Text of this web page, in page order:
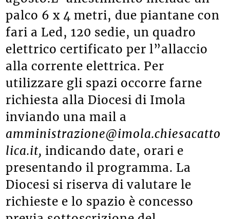
agosto.L”allestimento include un
palco 6 x 4 metri, due piantane con
fari a Led, 120 sedie, un quadro
elettrico certificato per l”allaccio
alla corrente elettrica. Per
utilizzare gli spazi occorre farne
richiesta alla Diocesi di Imola
inviando una mail a
amministrazione@imola.chiesacatto
lica.it, indicando date, orari e
presentando il programma. La
Diocesi si riserva di valutare le
richieste e lo spazio è concesso